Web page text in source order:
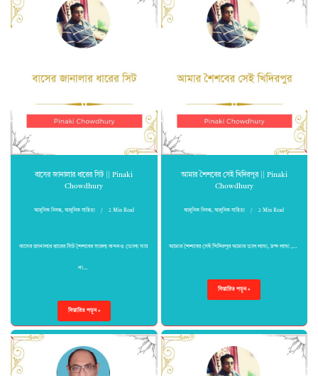
বাসের জানালার ধারের সিট || Pinaki
Chowdhury
আধুনিক নিবন্ধ, আধুনিক সাহিত্য 2 Min Read
বাসের জানালার ধারের সিট শৈশবের সারল্য কখনও ভোলা যায়
না…
বিস্তারিত পড়ুন »
আমার শৈশবের সেই খিদিরপুর || Pinaki
Chowdhury
আধুনিক নিবন্ধ,আধুনিক সাহিত্য 2 Min Read
আমার শৈশবের সেই খিদিরপুর আমার ভাল লাগা, মন্দ লাগা ,…
বিস্তারিত পড়ুন »